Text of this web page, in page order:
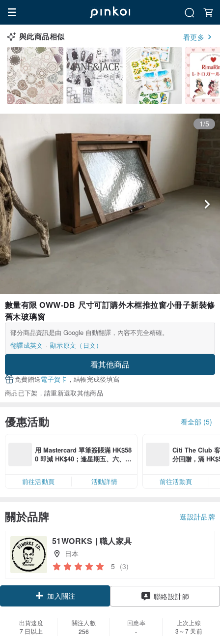
與此商品相似 看更多
1/5
數量有限 OWW-DB 尺寸可訂購外木框推拉窗小冊子新裝修
舊木玻璃窗
部分商品資訊是由 Google 自動翻譯，內容不完全精確。
翻譯成英文
顯示原文（日文）
看其他商品
免費贈送電子賀卡 ，結帳完成後填寫
商品已下架，請重新選取其他商品
優惠活動 看全部 (5)
用 Mastercard 單筆簽賬滿 HK$58
0 即減 HK$40；逢星期五、六、日
限，額滿即止，僅限「常用信用
卡」結帳）
前往活動頁 活動詳情
Citi The Club
分回贈，滿
前往活動頁
關於品牌 逛設計品牌
51WORKS | 職人家具
日本
5 (3)
加入關注 聯絡設計師
出貨速度
7 日以上
關注人數
256
回應率
-
上次上線
3～7 天前